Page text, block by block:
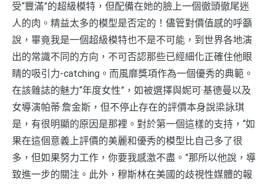
受“豐滿”的超級模特，但配備在她的臉上一個徹頭徹尾迷
人的肉。精益太多的模型是否定的！儘管對價值感的呼籲
說，畢竟我是一個超級模特也不是不可能，到世界各地演
出的常識不同的方向，不可否認那些已經細化正確住他眼
睛的吸引力-catching。而風靡獎項作為一個優秀的典範。
在該雜誌的魅力“年度女性”，如被選擇與妮可·基德曼以及
女導演帕蒂·詹金斯，但不停止存在的評價本身說梁詠琪
是，有很明顯的原因是那裡。對於第一個這樣的支持，“如
果在這個意義上評價的美麗和優秀的模型比自己多了很
多，但如果努力工作，你要我感激不盡。”那所以他說，導
致進一步的關注。此外，穆斯林在美國的歧視性媒體的報